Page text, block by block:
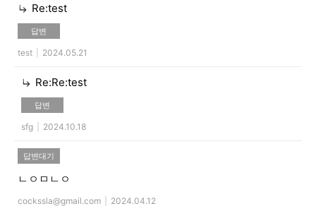
Re:test
답변
test 2024.05.21
Re:Re:test
답변
sfg 2024.10.18
답변대기
ㄴㅇㅁㄴㅇ
cockssla@gmail.com 2024.04.12